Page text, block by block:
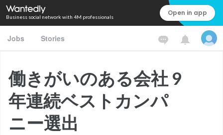
Business social network with 4M professionals Open in app
Jobs Stories
働きがいのある会社 9
年連続ベストカンパ
ニー選出